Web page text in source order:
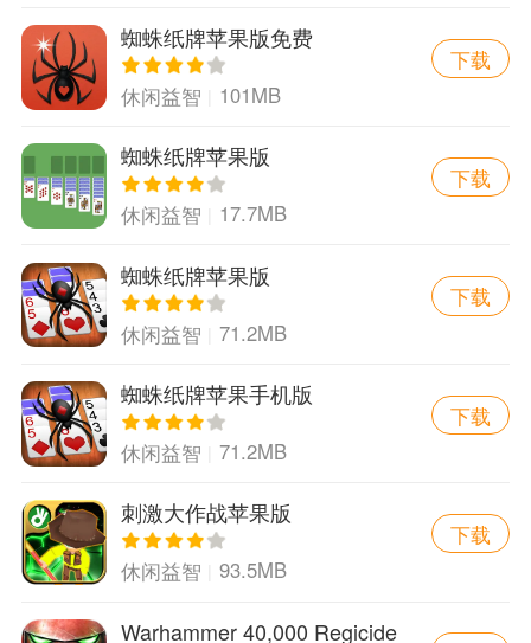
蜘蛛纸牌苹果版免费
休闲益智 101MB
下载
蜘蛛纸牌苹果版
休闲益智 17.7MB
下载
蜘蛛纸牌苹果版
休闲益智 71.2MB
下载
蜘蛛纸牌苹果手机版
休闲益智 71.2MB
下载
刺激大作战苹果版
休闲益智 93.5MB
下载
Warhammer 40,000 Regicide